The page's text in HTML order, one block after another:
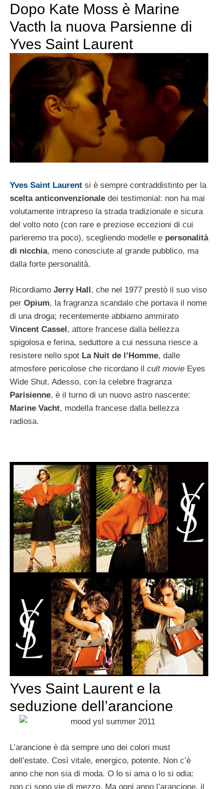
Dopo Kate Moss è Marine
Vacth la nuova Parsienne di
Yves Saint Laurent
Yves Saint Laurent si è sempre contraddistinto per la
scelta anticonvenzionale dei testimonial: non ha mai
volutamente intrapreso la strada tradizionale e sicura
del volto noto (con rare e preziose eccezioni di cui
parleremo tra poco), scegliendo modelle e personalità
di nicchia, meno conosciute al grande pubblico, ma
dalla forte personalità.
Ricordiamo Jerry Hall, che nel 1977 prestò il suo viso
per Opium, la fragranza scandalo che portava il nome
di una droga; recentemente abbiamo ammirato
Vincent Cassel, attore francese dalla bellezza
spigolosa e ferina, seduttore a cui nessuna riesce a
resistere nello spot La Nuit de l’Homme, dalle
atmosfere pericolose che ricordano il cult movie Eyes
Wide Shut. Adesso, con la celebre fragranza
Parisienne, è il turno di un nuovo astro nascente:
Marine Vacht, modella francese dalla bellezza
radiosa.
Yves Saint Laurent e la
seduzione dell’arancione
L’arancione è da sempre uno dei colori must
dell’estate. Così vitale, energico, potente. Non c’è
anno che non sia di moda. O lo si ama o lo si odia:
non ci sono vie di mezzo. Ma ogni anno l’arancione, il